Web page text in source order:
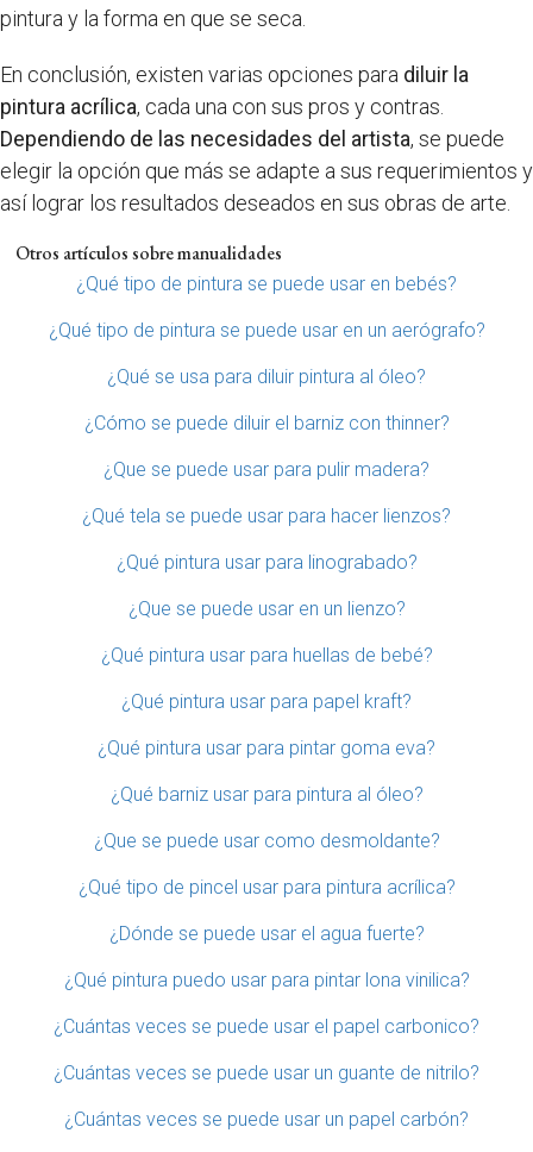
pintura y la forma en que se seca.
En conclusión, existen varias opciones para diluir la
pintura acrílica, cada una con sus pros y contras.
Dependiendo de las necesidades del artista, se puede
elegir la opción que más se adapte a sus requerimientos y
así lograr los resultados deseados en sus obras de arte.
Otros artículos sobre manualidades
¿Qué tipo de pintura se puede usar en bebés?
¿Qué tipo de pintura se puede usar en un aerógrafo?
¿Qué se usa para diluir pintura al óleo?
¿Cómo se puede diluir el barniz con thinner?
¿Que se puede usar para pulir madera?
¿Qué tela se puede usar para hacer lienzos?
¿Qué pintura usar para linograbado?
¿Que se puede usar en un lienzo?
¿Qué pintura usar para huellas de bebé?
¿Qué pintura usar para papel kraft?
¿Qué pintura usar para pintar goma eva?
¿Qué barniz usar para pintura al óleo?
¿Que se puede usar como desmoldante?
¿Qué tipo de pincel usar para pintura acrílica?
¿Dónde se puede usar el agua fuerte?
¿Qué pintura puedo usar para pintar lona vinilica?
¿Cuántas veces se puede usar el papel carbonico?
¿Cuántas veces se puede usar un guante de nitrilo?
¿Cuántas veces se puede usar un papel carbón?